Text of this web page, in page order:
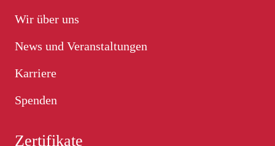
Wir über uns
News und Veranstaltungen
Karriere
Spenden
Zertifikate